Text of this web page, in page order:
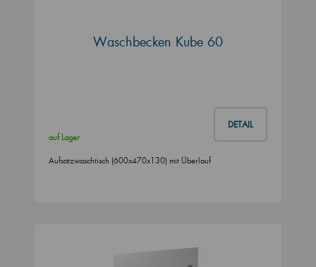
Waschbecken Kube 60
DETAIL
auf Lager
Aufsatzwaschtisch (600x470x130) mit Überlauf